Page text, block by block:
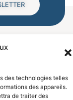
des technologies telles
des appareils.
de traiter des